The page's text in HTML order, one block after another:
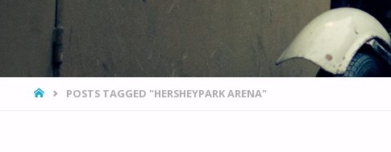
HOMEPOSTS TAGGED "HERSHEYPARK ARENA"